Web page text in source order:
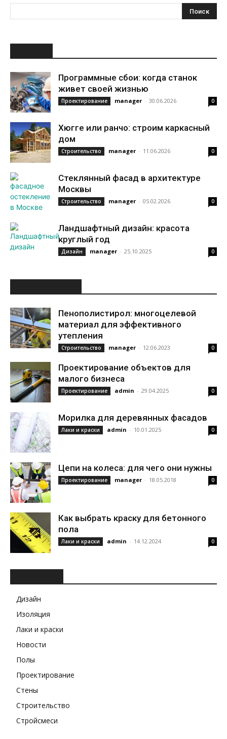
Программные сбои: когда станок
живет своей жизнью
Проектирование manager - 30.06.2026 0
Хюгге или ранчо: строим каркасный
дом
Строительство manager - 11.06.2026 0
Стеклянный фасад в архитектуре
Москвы
Строительство manager - 05.02.2026 0
Ландшафтный дизайн: красота
круглый год
Дизайн manager - 25.10.2025 0
Пенополистирол: многоцелевой
материал для эффективного
утепления
Строительство manager - 12.06.2023 0
Проектирование объектов для
малого бизнеса
Проектирование admin - 29.04.2025 0
Морилка для деревянных фасадов
Лаки и краски admin - 10.01.2025 0
Цепи на колеса: для чего они нужны
Проектирование manager - 18.05.2018 0
Как выбрать краску для бетонного
пола
Лаки и краски admin - 14.12.2024 0
Дизайн
Изоляция
Лаки и краски
Новости
Полы
Проектирование
Стены
Строительство
Стройсмеси